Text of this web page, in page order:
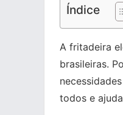
Índice
A fritadeira
brasileiras.
todos e